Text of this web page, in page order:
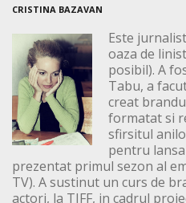
CRISTINA BAZAVAN
Este
oaza de
posibil). A
Tabu, a
creat
formatat si
sfirsitul
pentru
prezentat primul sezon al
TV). A sustinut un curs de
actori, la TIFF, in cadrul